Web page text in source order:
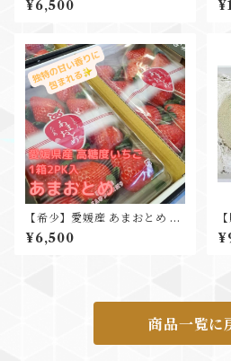
¥6,500
【希少】愛媛産 あまおとめ 2p
k入 寒締め栽培 高糖度いちご
¥6,500
詰
商品一覧に